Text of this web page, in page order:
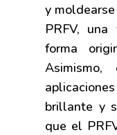
y
PRFV,
forma
brillante y
que el